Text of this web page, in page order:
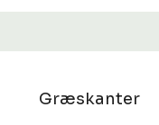
Græskanter